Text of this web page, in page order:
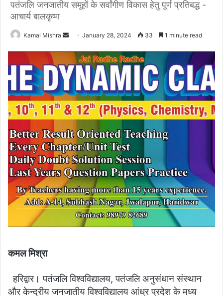
पतंजलि जनजातीय समूहों के सर्वांगीण विकास हेतु पूर्ण प्रतिबद्ध -
आचार्य बालकृष्ण
Kamal Mishra
Send
email
January 28, 2024 33 1 minute read
कमल मिश्रा
हरिद्वार। पतंजलि विश्वविद्यालय, पतंजलि अनुसंधान संस्थान
और केन्द्रीय जनजातीय विश्वविद्यालय आंध्र प्रदेश के मध्य